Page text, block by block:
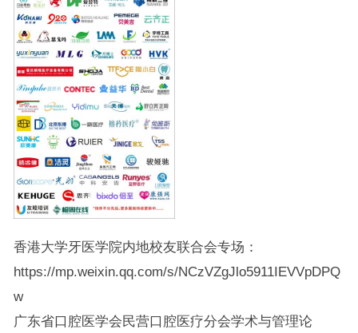
香港大学牙医学院内地校友联合会专场：
https://mp.weixin.qq.com/s/NCzVZgJlo5911IEVVpDPQ
w
广东省口腔医学会民营口腔医疗分会学术与管理论